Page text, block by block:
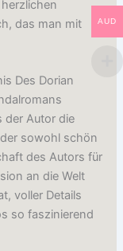
das man mit
Des Dorian
der Autor die
sowohl schön
des Autors für
an die Welt
voller Details
so faszinierend
AUD